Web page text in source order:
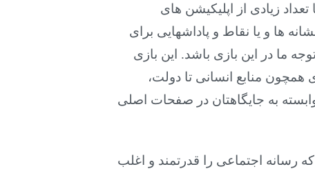
زیادی از اپلیکیشن های
ها و یا نقاط و پاداشهایی برای
ما در این بازی باشد. این بازی
منابع انسانی تا دولت،
به جایگاهتان در صفحات اصلی
رسانه اجتماعی را قدرتمند و اغلب